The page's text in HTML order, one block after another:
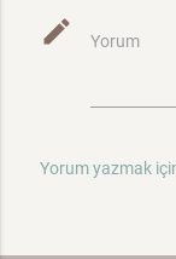
mode_edit Yorum
Yorum yazmak